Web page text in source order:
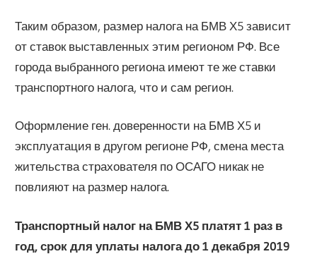
Таким образом, размер налога на БМВ Х5 зависит
от ставок выставленных этим регионом РФ. Все
города выбранного региона имеют те же ставки
транспортного налога, что и сам регион.
Оформление ген. доверенности на БМВ Х5 и
эксплуатация в другом регионе РФ, смена места
жительства страхователя по ОСАГО никак не
повлияют на размер налога.
Транспортный налог на БМВ Х5 платят 1 раз в
год, срок для уплаты налога до 1 декабря 2019